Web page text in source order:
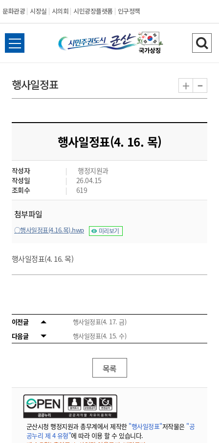
문화관광 시장실 시의회 시민광장플랫폼 인구정책
시
민
도
시
군
산
전
체
뉴
열
검
색
기
행사일정표 + -
행사일정표(4. 16. 목)
작성자
행정지원과
작성일
26.04.15
조회수
619
첨부파일
○행사일정표(4.16.목).hwp 미리보기
행사일정표(4. 16. 목)
이전글
행사일정표(4. 17. 금)
다음글
행사일정표(4. 15. 수)
목록
군산시청 행정지원과 총무계에서 제작한 "행사일정표"저작물은 "공
공누리 제 4 유형"에 따라 이용 할 수 있습니다.